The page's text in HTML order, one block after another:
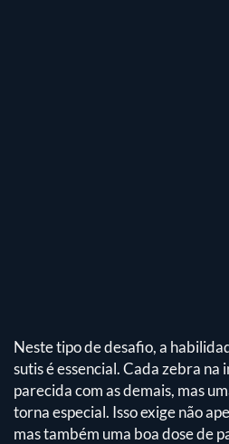
Neste tipo de desafio, a
sutis é essencial. Cada zebra
parecida com as demais, mas
torna especial. Isso exige não
mas também uma boa dose de